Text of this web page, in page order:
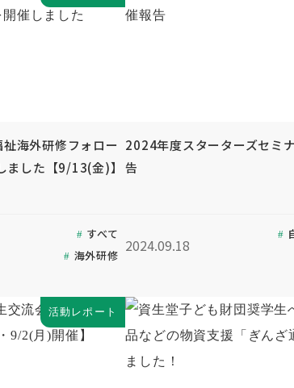
海外研修フォロー
ました【9/13(金)】
すべて
海外研修
2024年度スターターズセミ
告
2024.09.18
活動レポート